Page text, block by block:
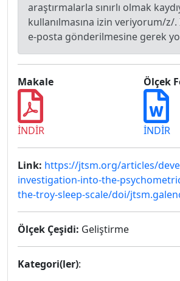
araştırmalarla sınırlı olmak
kullanılmasına izin veriyorum/z/.
e-posta gönderilmesine gerek
Makale
İNDİR
Ölçek
İNDİR
Link: https://jtsm.org/articles/
investigation-into-the-
the-troy-sleep-scale/doi/
Ölçek Çeşidi: Geliştirme
Kategori(ler):